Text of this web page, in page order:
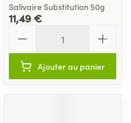
Salivaire Substitution 50g
11,49 €
Ajouter au panier